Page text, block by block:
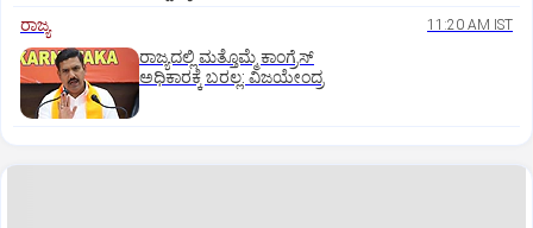
ರಾಜ್ಯ
11:20 AM IST
ರಾಜ್ಯದಲ್ಲಿ ಮತ್ತೊಮ್ಮೆ ಕಾಂಗ್ರೆಸ್‌
ಅಧಿಕಾರಕ್ಕೆ ಬರಲ್ಲ: ವಿಜಯೇಂದ್ರ